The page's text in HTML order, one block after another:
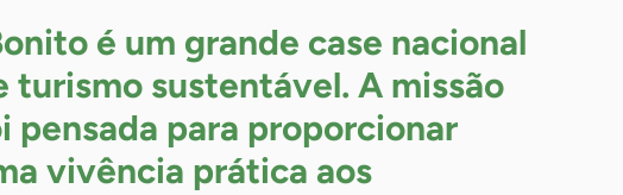
é um grande case nacional
turismo sustentável. A missão
pensada para proporcionar
vivência prática aos